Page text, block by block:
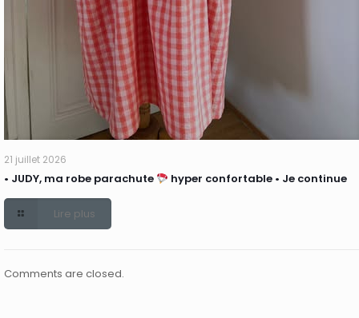
21 juillet 2026
• JUDY, ma robe parachute hyper confortable • Je continue
Lire plus
Comments are closed.